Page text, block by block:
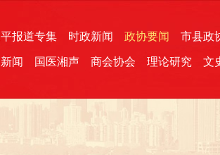
报道专集 时政新闻 政协要闻 市县政
闻 国医湘声 商会协会 理论研究 文